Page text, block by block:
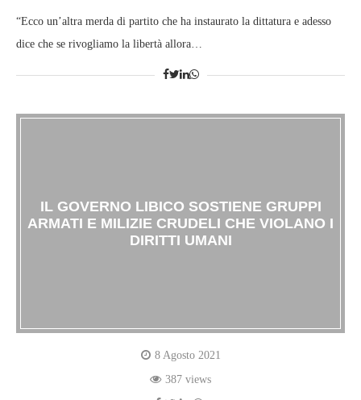
“Ecco un’altra merda di partito che ha instaurato la dittatura e adesso
dice che se rivogliamo la libertà allora…
IL GOVERNO LIBICO SOSTIENE GRUPPI
ARMATI E MILIZIE CRUDELI CHE VIOLANO I
DIRITTI UMANI
8 Agosto 2021
387 views